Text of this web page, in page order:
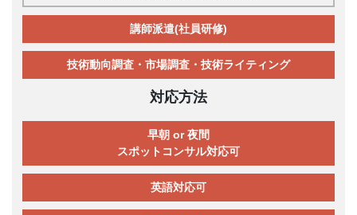
講師派遣(社員研修)
技術動向調査・市場調査・技術ライティング
対応方法
早朝 or 夜間
スポットコンサル対応可
英語対応可